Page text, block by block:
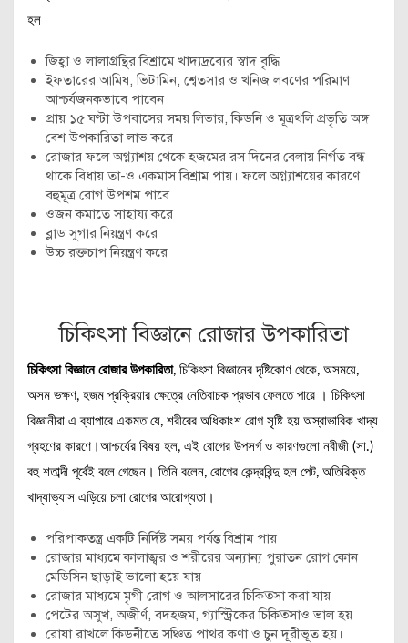
হল
জিহ্বা ও লালাগ্রন্থির বিশ্রামে খাদ্যদ্রব্যের স্বাদ বৃদ্ধি
ইফতারের আমিষ, ভিটামিন, শ্বেতসার ও খনিজ লবণের পরিমাণ
আশ্চর্যজনকভাবে পাবেন
প্রায় ১৫ ঘণ্টা উপবাসের সময় লিভার, কিডনি ও মূত্রথলি প্রভৃতি অঙ্গ
বেশ উপকারিতা লাভ করে
রোজার ফলে অগ্ন্যাশয় থেকে হজমের রস দিনের বেলায় নির্গত বন্ধ
থাকে বিধায় তা-ও একমাস বিশ্রাম পায়। ফলে অগ্ন্যাশয়ের কারণে
বহুমূত্র রোগ উপশম পাবে
ওজন কমাতে সাহায্য করে
ব্লাড সুগার নিয়ন্ত্রণ করে
উচ্চ রক্তচাপ নিয়ন্ত্রণ করে
চিকিৎসা বিজ্ঞানে রোজার উপকারিতা
চিকিৎসা বিজ্ঞানে রোজার উপকারিতা, চিকিৎসা বিজ্ঞানের দৃষ্টিকোণ থেকে, অসময়ে,
অসম ভক্ষণ, হজম প্রক্রিয়ার ক্ষেত্রে নেতিবাচক প্রভাব ফেলতে পারে । চিকিৎসা
বিজ্ঞানীরা এ ব্যাপারে একমত যে, শরীরের অধিকাংশ রোগ সৃষ্টি হয় অস্বাভাবিক খাদ্য
গ্রহণের কারণে।আশ্চর্যের বিষয় হল, এই রোগের উপসর্গ ও কারণগুলো নবীজী (সা.)
বহু শতাব্দী পূর্বেই বলে গেছেন। তিনি বলেন, রোগের কেন্দ্রবিন্দু হল পেট, অতিরিক্ত
খাদ্যাভ্যাস এড়িয়ে চলা রোগের আরোগ্যতা।
পরিপাকতন্ত্র একটি নির্দিষ্ট সময় পর্যন্ত বিশ্রাম পায়
রোজার মাধ্যমে কালাজ্বর ও শরীরের অন্যান্য পুরাতন রোগ কোন
মেডিসিন ছাড়াই ভালো হয়ে যায়
রোজার মাধ্যমে মৃগী রোগ ও আলসারের চিকিত্‍সা করা যায়
পেটের অসুখ, অজীর্ণ, বদহজম, গ্যাস্ট্রিকের চিকিত্‍সাও ভাল হয়
রোযা রাখলে কিডনীতে সঞ্চিত পাথর কণা ও চুন দূরীভূত হয়।